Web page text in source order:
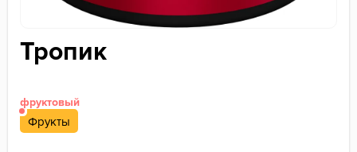
Тропик
фруктовый
Фрукты